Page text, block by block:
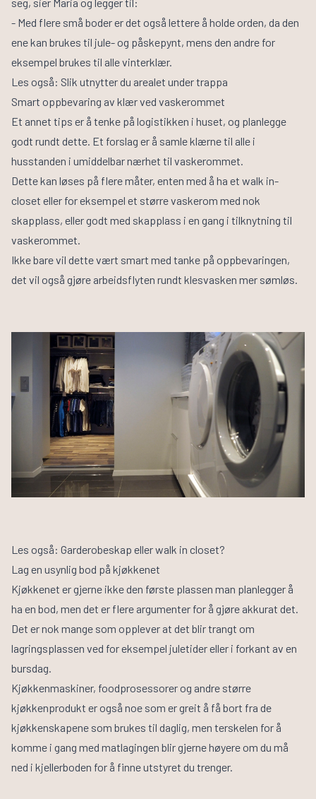
- Med flere små boder er det også lettere å holde orden, da den
ene kan brukes til jule- og påskepynt, mens den andre for
eksempel brukes til alle vinterklær.
Les også: Slik utnytter du arealet under trappa
Smart oppbevaring av klær ved vaskerommet
Et annet tips er å tenke på logistikken i huset, og planlegge
godt rundt dette. Et forslag er å samle klærne til alle i
husstanden i umiddelbar nærhet til vaskerommet.
Dette kan løses på flere måter, enten med å ha et walk in-
closet eller for eksempel et større vaskerom med nok
skapplass, eller godt med skapplass i en gang i tilknytning til
vaskerommet.
Ikke bare vil dette vært smart med tanke på oppbevaringen,
det vil også gjøre arbeidsflyten rundt klesvasken mer sømløs.
Les også: Garderobeskap eller walk in closet?
Lag en usynlig bod på kjøkkenet
Kjøkkenet er gjerne ikke den første plassen man planlegger å
ha en bod, men det er flere argumenter for å gjøre akkurat det.
Det er nok mange som opplever at det blir trangt om
lagringsplassen ved for eksempel juletider eller i forkant av en
bursdag.
Kjøkkenmaskiner, foodprosessorer og andre større
kjøkkenprodukt er også noe som er greit å få bort fra de
kjøkkenskapene som brukes til daglig, men terskelen for å
komme i gang med matlagingen blir gjerne høyere om du må
ned i kjellerboden for å finne utstyret du trenger.